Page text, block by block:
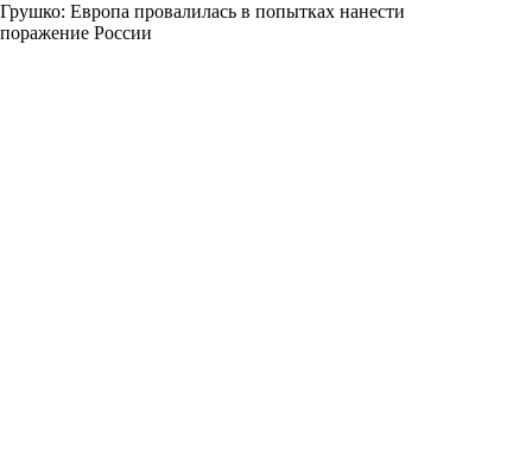
Грушко: Европа провалилась в попытках нанести
поражение России